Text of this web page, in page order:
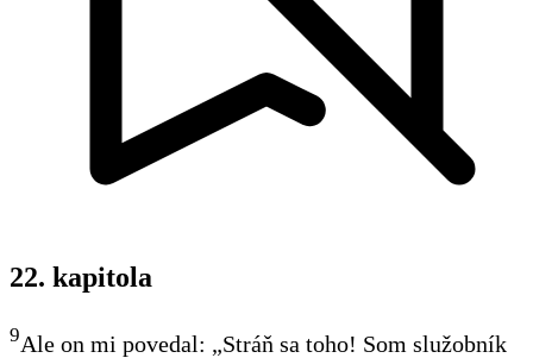
22. kapitola
9Ale on mi povedal: „Stráň sa toho! Som služobník